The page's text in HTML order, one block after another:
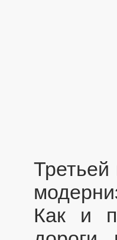
Третьей
Как и